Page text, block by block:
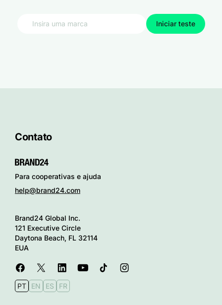
Iniciar teste
Contato
Para cooperativas e ajuda
help@brand24.com
Brand24 Global Inc.
121 Executive Circle
Daytona Beach, FL 32114
EUA
PT EN ES FR